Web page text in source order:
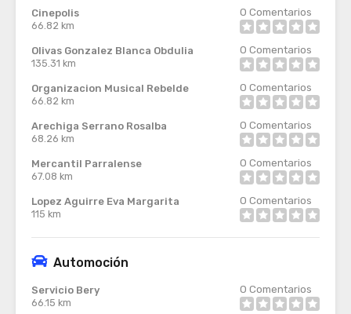
Cinepolis
66.82 km
0 Comentarios
Olivas Gonzalez Blanca Obdulia
135.31 km
0 Comentarios
Organizacion Musical Rebelde
66.82 km
0 Comentarios
Arechiga Serrano Rosalba
68.26 km
0 Comentarios
Mercantil Parralense
67.08 km
0 Comentarios
Lopez Aguirre Eva Margarita
115 km
0 Comentarios
Automoción
Servicio Bery
66.15 km
0 Comentarios